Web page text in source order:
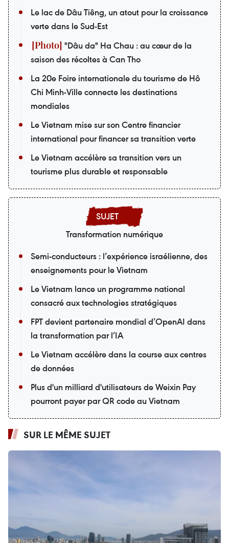
Le lac de Dâu Tiêng, un atout pour la croissance
verte dans le Sud-Est
"Dâu da" Ha Chau : au cœur de la
saison des récoltes à Can Tho
La 20e Foire internationale du tourisme de Hô
Chi Minh-Ville connecte les destinations
mondiales
Le Vietnam mise sur son Centre financier
international pour financer sa transition verte
Le Vietnam accélère sa transition vers un
tourisme plus durable et responsable
Transformation numérique
Semi-conducteurs : l’expérience israélienne, des
enseignements pour le Vietnam
Le Vietnam lance un programme national
consacré aux technologies stratégiques
FPT devient partenaire mondial d’OpenAI dans
la transformation par l’IA
Le Vietnam accélère dans la course aux centres
de données
Plus d'un milliard d'utilisateurs de Weixin Pay
pourront payer par QR code au Vietnam
SUR LE MÊME SUJET